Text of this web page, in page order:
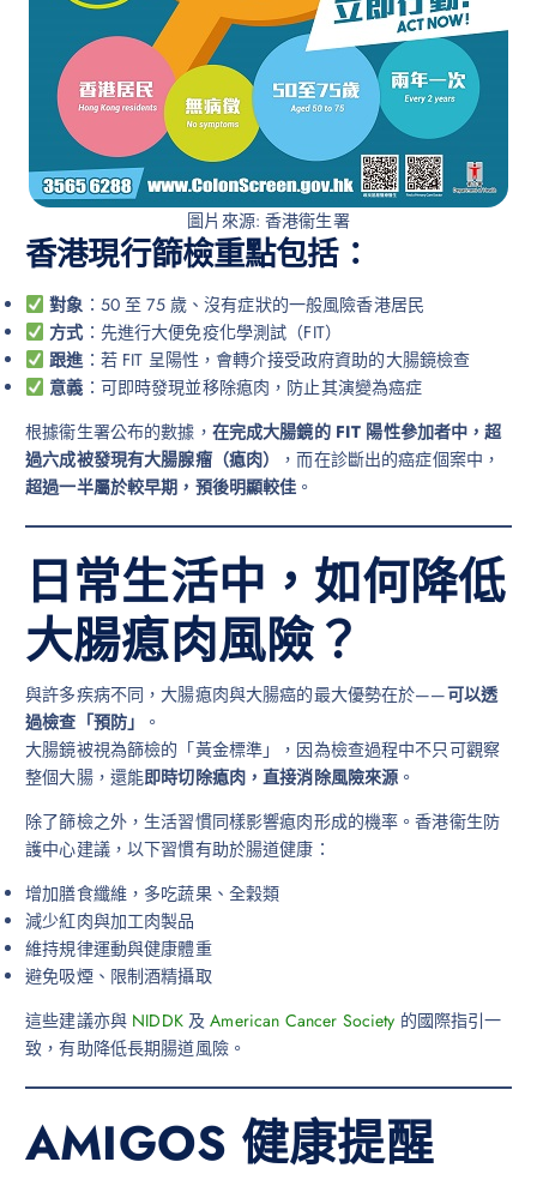
圖片來源: 香港衞生署
香港現行篩檢重點包括：
對象 ：50 至 75 歲、沒有症狀的一般風險香港居民
方式：先進行大便免疫化學測試（FIT）
跟進：若 FIT 呈陽性，會轉介接受政府資助的大腸鏡檢查
意義 ：可即時發現並移除瘜肉，防止其演變為癌症
根據衞生署公布的數據， 在完成大腸鏡的 FIT 陽性參加者中，超
過六成被發現有大腸腺瘤（瘜肉）
，而在診斷出的癌症個案中，
超過一半屬於較早期，預後明顯較佳 。
日常生活中，如何降低
大腸瘜肉風險？
與許多疾病不同，大腸瘜肉與大腸癌的最大優勢在於——可以透
過檢查「預防」
。
大腸鏡被視為篩檢的「黃金標準」，因為檢查過程中不只可觀察
整個大腸，還能即時切除瘜肉，直接消除風險來源 。
除了篩檢之外，生活習慣同樣影響瘜肉形成的機率。香港衞生防
護中心建議，以下習慣有助於腸道健康：
增加膳食纖維，多吃蔬果、全穀類
減少紅肉與加工肉製品
維持規律運動與健康體重
避免吸煙、限制酒精攝取
這些建議亦與 NIDDK及American Cancer Society 的國際指引一
致，有助降低長期腸道風險。
AMIGOS 健康提醒